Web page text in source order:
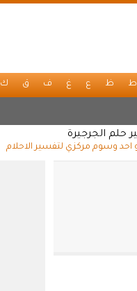
ط ظ ع غ ف ق ك
حلم الجرجيرة
وسوم مركزي لتفسير الاحلام